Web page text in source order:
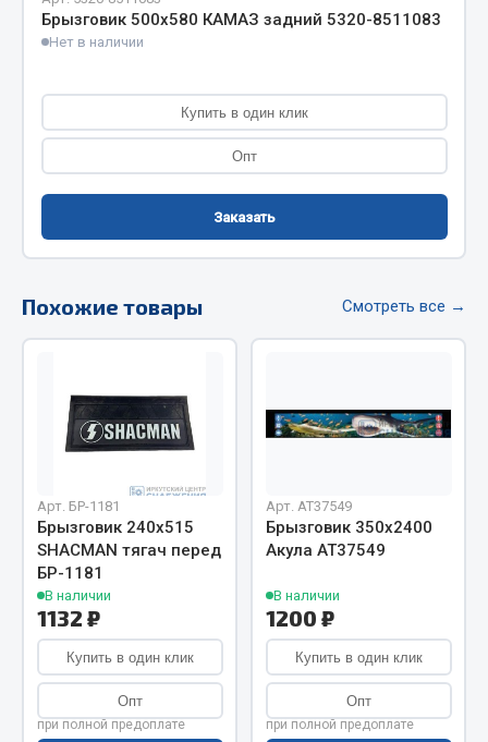
Camozzi
Угольники
Штуцеры
Инструмент
Автомобильный инструмент
Измерительный инструмент
Крепежный инструмент
Режущий инструмент
Силовое оборудование
Слесарный инструмент
Столярный инструмент
Брызговик 500х580 КАМАЗ задний 5320-8511083
Нет в наличии
Купить в один клик
Опт
Заказать
Похожие товары Смотреть все →
Арт. БР-1181
Брызговик 240х515
SHACMAN тягач перед
БР-1181
В наличии
1132 ₽
Купить в один клик
Опт
при полной предоплате
Арт. AT37549
Брызговик 350х2400
Акула АТ37549
В наличии
1200 ₽
Купить в один клик
Опт
при полной предоплате